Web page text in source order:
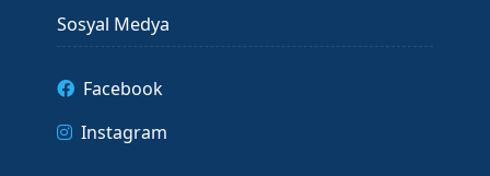
Sosyal Medya
Facebook
Instagram